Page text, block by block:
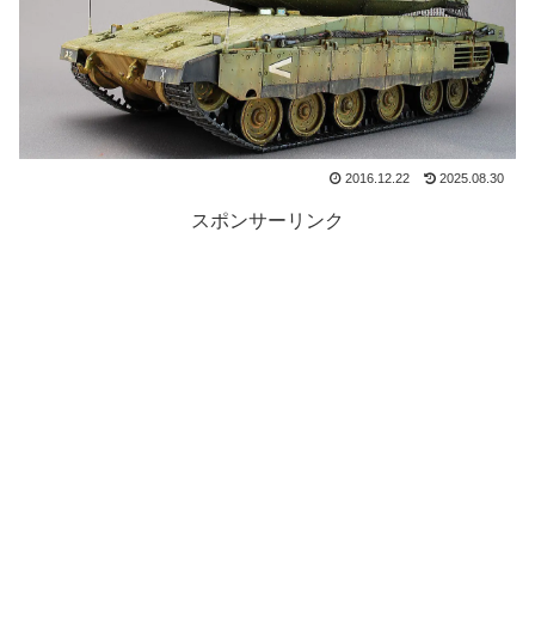
2016.12.22 2025.08.30
スポンサーリンク